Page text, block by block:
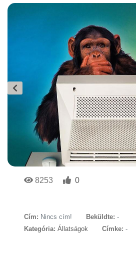
8253
0
Cím: Nincs cím! Beküldte: -
Kategória: Állatságok Címke: -